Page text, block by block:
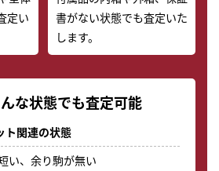
定い
書がない状態でも査定いた
します。
な状態でも査定可能
ト関連の状態
い、余り駒が無い